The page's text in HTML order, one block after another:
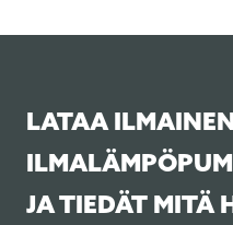
LATAA
JA TIEDÄT MITÄ